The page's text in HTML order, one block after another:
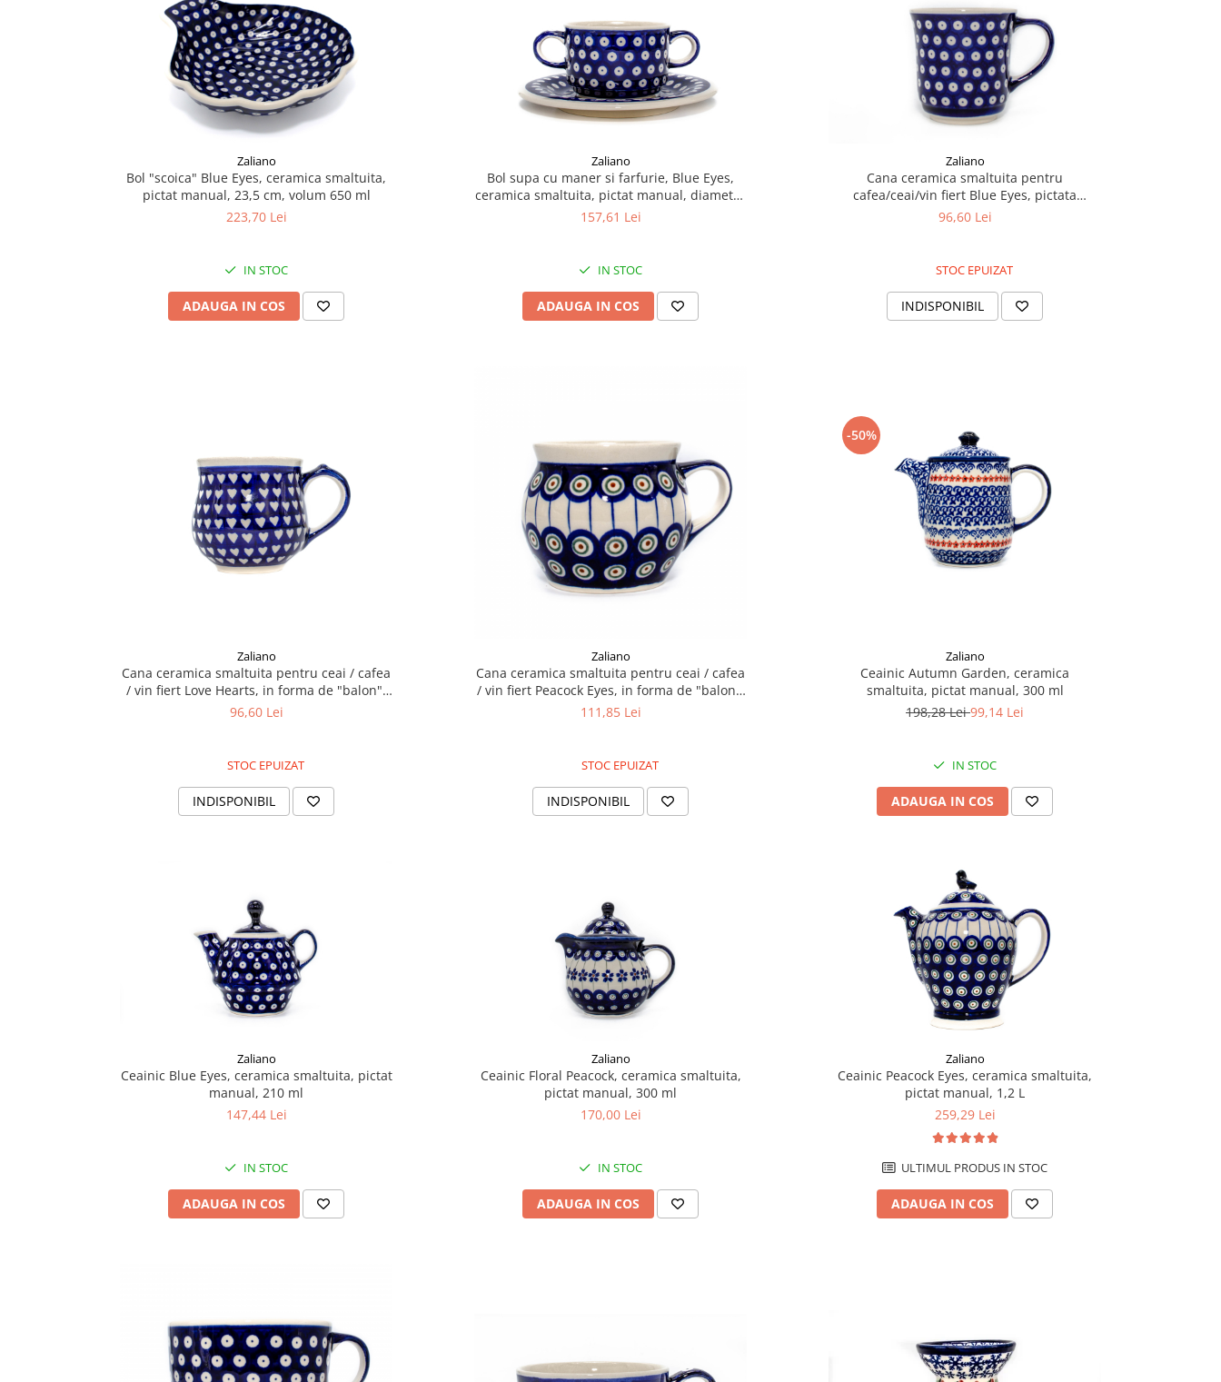
Zaliano
Bol "scoica" Blue Eyes, ceramica smaltuita,
pictat manual, 23,5 cm, volum 650 ml
223,70 Lei
IN STOC
ADAUGA IN COS
Zaliano
Bol supa cu maner si farfurie, Blue Eyes,
ceramica smaltuita, pictat manual, diametru
15,4 cm, volum 260 ml
157,61 Lei
IN STOC
ADAUGA IN COS
Zaliano
Cana ceramica smaltuita pentru
cafea/ceai/vin fiert Blue Eyes, pictata
manual, 380 ml
96,60 Lei
STOC EPUIZAT
INDISPONIBIL
Zaliano
Cana ceramica smaltuita pentru ceai / cafea
/ vin fiert Love Hearts, in forma de "balon",
pictata manual, 230ml
96,60 Lei
STOC EPUIZAT
INDISPONIBIL
Zaliano
Cana ceramica smaltuita pentru ceai / cafea
/ vin fiert Peacock Eyes, in forma de "balon",
pictata manual, 420 ml
111,85 Lei
STOC EPUIZAT
INDISPONIBIL
-50%
Zaliano
Ceainic Autumn Garden, ceramica
smaltuita, pictat manual, 300 ml
198,28 Lei99,14 Lei
IN STOC
ADAUGA IN COS
Zaliano
Ceainic Blue Eyes, ceramica smaltuita, pictat
manual, 210 ml
147,44 Lei
IN STOC
ADAUGA IN COS
Zaliano
Ceainic Floral Peacock, ceramica smaltuita,
pictat manual, 300 ml
170,00 Lei
IN STOC
ADAUGA IN COS
Zaliano
Ceainic Peacock Eyes, ceramica smaltuita,
pictat manual, 1,2 L
259,29 Lei
ULTIMUL PRODUS IN STOC
ADAUGA IN COS